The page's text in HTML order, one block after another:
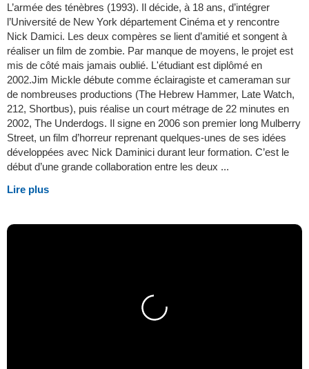
L’armée des ténèbres (1993). Il décide, à 18 ans, d’intégrer
l’Université de New York département Cinéma et y rencontre
Nick Damici. Les deux compères se lient d’amitié et songent à
réaliser un film de zombie. Par manque de moyens, le projet est
mis de côté mais jamais oublié. L'étudiant est diplômé en
2002.Jim Mickle débute comme éclairagiste et cameraman sur
de nombreuses productions (The Hebrew Hammer, Late Watch,
212, Shortbus), puis réalise un court métrage de 22 minutes en
2002, The Underdogs. Il signe en 2006 son premier long Mulberry
Street, un film d’horreur reprenant quelques-unes de ses idées
développées avec Nick Daminici durant leur formation. C’est le
début d’une grande collaboration entre les deux ...
Lire plus